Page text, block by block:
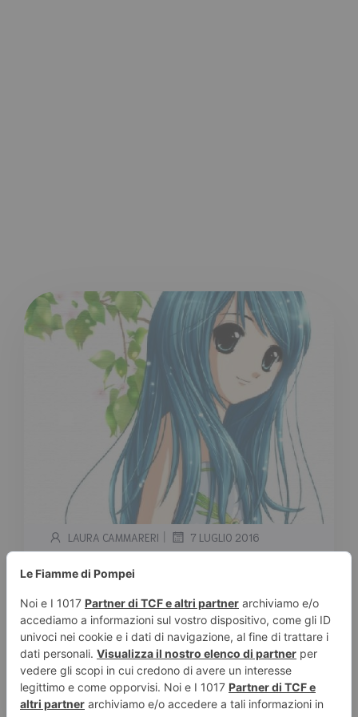
LAURA CAMMARERI | 7 LUGLIO 2016
Uscite Luglio 2016
Manga/Fumetti
Tempo stimato di lettura:2 minuti
07.07 Panini Comics Naruto – Kakashi:
fulmini in un cielo gelido (Novel) Frecce
velenose 3 Death […]
Leggi tutto